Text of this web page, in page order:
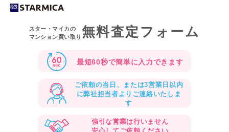
スター・マイカの
マンション買い取り 無料査定フォーム
最短60秒で簡単に入力できます
ご依頼の当日、または3営業日以内
に弊社担当者よりご連絡いたしま
す
強引な営業は行いません